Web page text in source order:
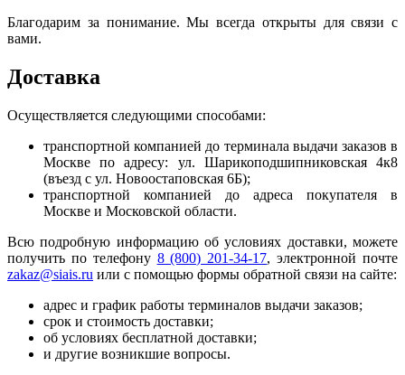
Благодарим за понимание. Мы всегда открыты для связи с
вами.
Доставка
Осуществляется следующими способами:
транспортной компанией до терминала выдачи заказов в
Москве по адресу: ул. Шарикоподшипниковская 4к8
(въезд с ул. Новоостаповская 6Б);
транспортной компанией до адреса покупателя в
Москве и Московской области.
Всю подробную информацию об условиях доставки, можете
получить по телефону 8 (800) 201-34-17, электронной почте
zakaz@siais.ru или с помощью формы обратной связи на сайте:
адрес и график работы терминалов выдачи заказов;
срок и стоимость доставки;
об условиях бесплатной доставки;
и другие возникшие вопросы.